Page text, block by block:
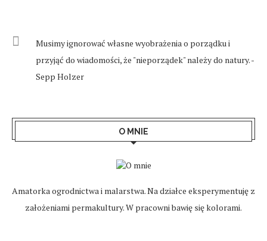
Musimy ignorować własne wyobrażenia o porządku i
przyjąć do wiadomości, że "nieporządek" należy do natury. -
Sepp Holzer
O MNIE
Amatorka ogrodnictwa i malarstwa. Na działce eksperymentuję z
założeniami permakultury. W pracowni bawię się kolorami.